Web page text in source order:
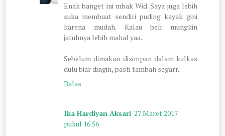
Enak banget ini mbak Wid. Saya juga lebih
suka membuat sendiri puding kayak gini
karena mudah. Kalau beli mungkin
jatuhnya lebih mahal yaa..
Sebelum dimakan disimpan dalam kulkas
dulu biar dingin, pasti tambah segarr..
Balas
Ika Hardiyan Aksari 27 Maret 2017
pukul 16.56